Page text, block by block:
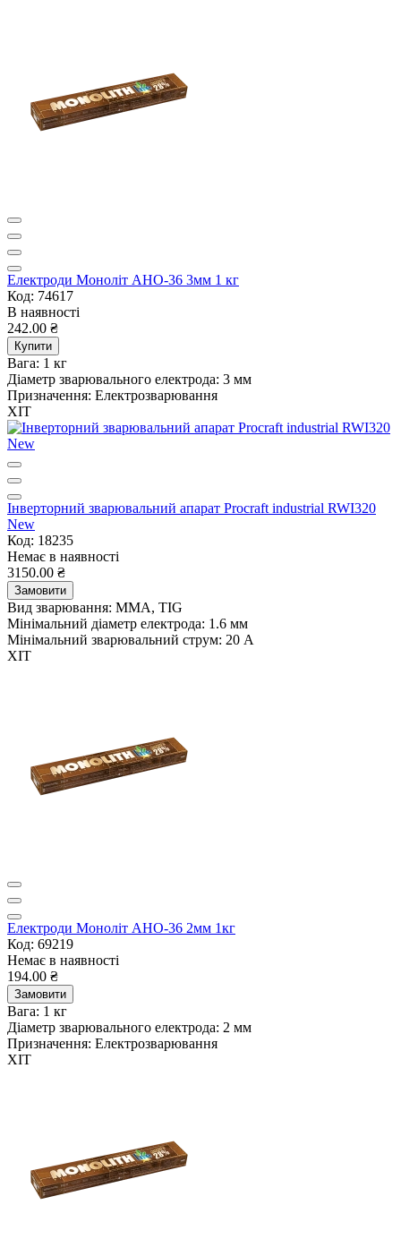
Електроди Моноліт АНО-36 3мм 1 кг
Код: 74617
В наявності
242.00 ₴
Купити
Вага: 1 кг
Діаметр зварювального електрода: 3 мм
Призначення: Електрозварювання
ХІТ
Інверторний зварювальний апарат Procraft industrial RWI320
New
Код: 18235
Немає в наявності
3150.00 ₴
Замовити
Вид зварювання: MMA, TIG
Мінімальний діаметр електрода: 1.6 мм
Мінімальний зварювальний струм: 20 А
ХІТ
Електроди Моноліт АНО-36 2мм 1кг
Код: 69219
Немає в наявності
194.00 ₴
Замовити
Вага: 1 кг
Діаметр зварювального електрода: 2 мм
Призначення: Електрозварювання
ХІТ